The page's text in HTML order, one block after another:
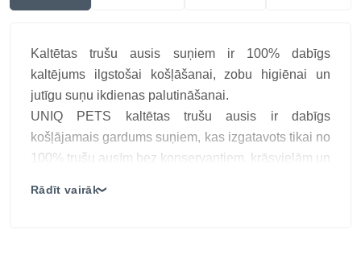
Kaltētas trušu ausis suņiem ir 100% dabīgs
kaltējums ilgstošai košļāšanai, zobu higiēnai un
jutīgu suņu ikdienas palutināšanai.
UNIQ PETS kaltētas trušu ausis ir dabīgs
košļājamais gardums suņiem, kas izgatavots tikai no
100% trušu ausīm bez konservantiem, krāsvielām un
Rādīt vairāk❯